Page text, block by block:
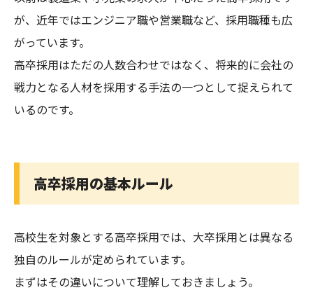
が、近年ではエンジニア職や営業職など、採用職種も広
がっています。
高卒採用はただの人数合わせではなく、将来的に会社の
戦力となる人材を採用する手法の一つとして捉えられて
いるのです。
高卒採用の基本ルール
高校生を対象とする高卒採用では、大卒採用とは異なる
独自のルールが定められています。
まずはその違いについて理解しておきましょう。